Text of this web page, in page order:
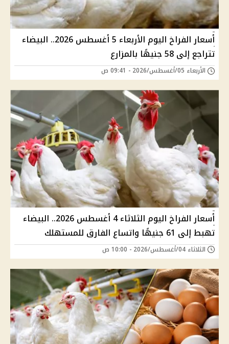
أسعار الفراخ اليوم الأربعاء 5 أغسطس 2026.. البيضاء
تتراجع إلى 58 جنيهًا بالمزارع
الأربعاء 05/أغسطس/2026 - 09:41 ص
أسعار الفراخ اليوم الثلاثاء 4 أغسطس 2026.. البيضاء
تهبط إلى 61 جنيهًا واتساع الفارق للمستهلك
الثلاثاء 04/أغسطس/2026 - 10:00 ص